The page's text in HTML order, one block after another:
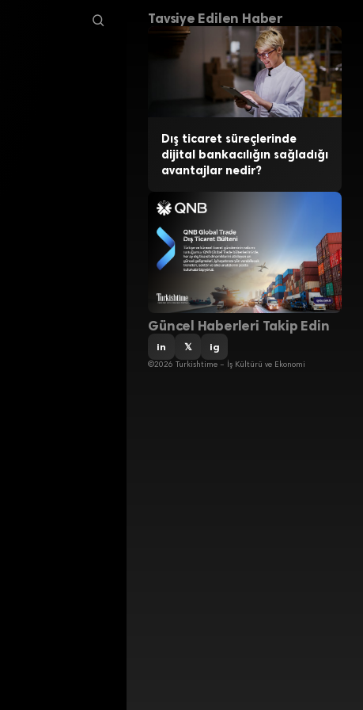
Tavsiye Edilen Haber
Dış ticaret süreçlerinde
dijital bankacılığın sağladığı
avantajlar nedir?
Güncel Haberleri Takip Edin
in 𝕏 ig
©2026 Turkishtime – İş Kültürü ve Ekonomi